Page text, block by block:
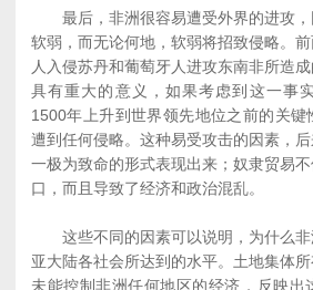
最后，非洲很容易遭受外界的进攻，
软弱，而无论何地，软弱将招致侵略。
人入侵苏丹和葡萄牙人进攻东南非所造
具有重大的意义，如果考虑到这一事
1500年上升到世界领先地位之前的关
遭到任何侵略。这种易受攻击的因素，
一极为致命的形式表现出来；奴隶贸易
口，而且导致了经济和政治混乱。
这些不同的因素可以说明，为什么非
亚大陆各社会所达到的水平。土地集体
未能控制非洲任何地区的经济，反映出